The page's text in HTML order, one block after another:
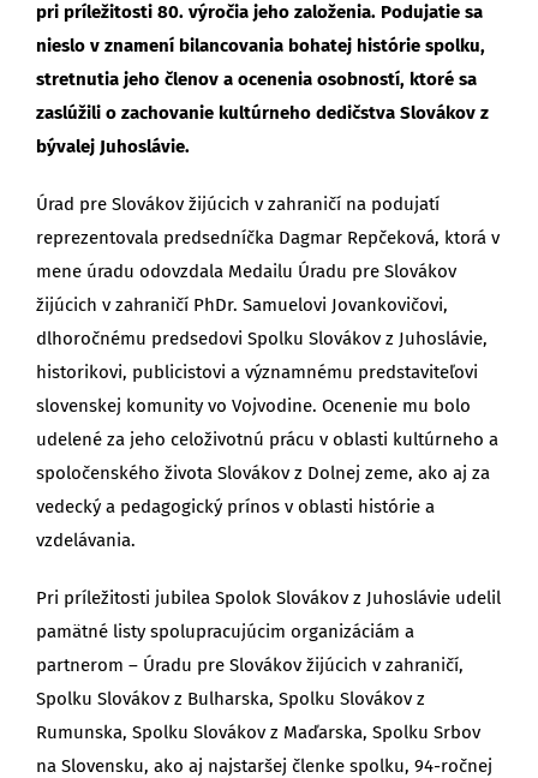
pri príležitosti 80. výročia jeho založenia. Podujatie sa
nieslo v znamení bilancovania bohatej histórie spolku,
stretnutia jeho členov a ocenenia osobností, ktoré sa
zaslúžili o zachovanie kultúrneho dedičstva Slovákov z
bývalej Juhoslávie.
Úrad pre Slovákov žijúcich v zahraničí na podujatí
reprezentovala predsedníčka Dagmar Repčeková, ktorá v
mene úradu odovzdala Medailu Úradu pre Slovákov
žijúcich v zahraničí PhDr. Samuelovi Jovankovičovi,
dlhoročnému predsedovi Spolku Slovákov z Juhoslávie,
historikovi, publicistovi a významnému predstaviteľovi
slovenskej komunity vo Vojvodine. Ocenenie mu bolo
udelené za jeho celoživotnú prácu v oblasti kultúrneho a
spoločenského života Slovákov z Dolnej zeme, ako aj za
vedecký a pedagogický prínos v oblasti histórie a
vzdelávania.
Pri príležitosti jubilea Spolok Slovákov z Juhoslávie udelil
pamätné listy spolupracujúcim organizáciám a
partnerom – Úradu pre Slovákov žijúcich v zahraničí,
Spolku Slovákov z Bulharska, Spolku Slovákov z
Rumunska, Spolku Slovákov z Maďarska, Spolku Srbov
na Slovensku, ako aj najstaršej členke spolku, 94-ročnej